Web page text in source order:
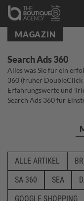
MAGAZIN
Search Ads 360
Alles was Sie für ein
360 (früher DoubleClick
Erfahrungswerte und
Search Ads 360 für
ALLE ARTIKEL
SA 360
SEA
GOOGLE SHOPPING